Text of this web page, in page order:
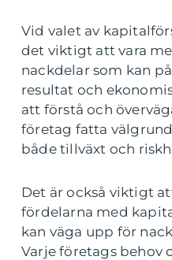
Vid valet av
det viktigt att vara
nackdelar som kan
resultat och
att förstå och
företag fatta
både tillväxt och
Det är också viktigt
fördelarna med
kan väga upp för
Varje företags behov